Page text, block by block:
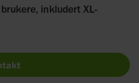
inkludert XL-